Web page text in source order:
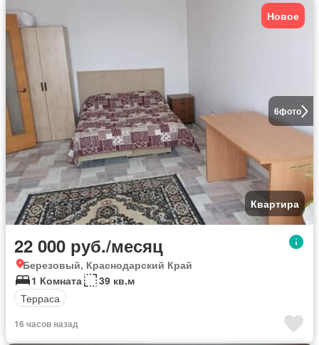
6фото
Новое
Квартира
22 000 руб./месяц
Березовый, Краснодарский Край
1 Комната
39 кв.м
Терраса
16 часов назад